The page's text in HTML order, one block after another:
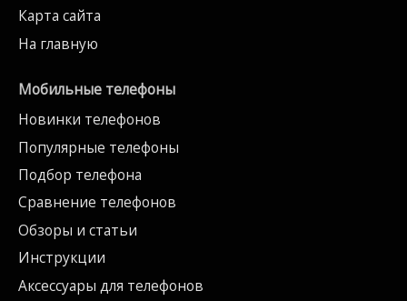
Карта сайта
На главную
Мобильные телефоны
Новинки телефонов
Популярные телефоны
Подбор телефона
Сравнение телефонов
Обзоры и статьи
Инструкции
Аксессуары для телефонов